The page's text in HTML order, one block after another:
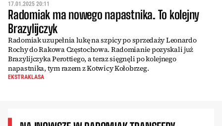
17.01.2025 20:11
Radomiak ma nowego napastnika. To kolejny
Brazylijczyk
Radomiak uzupełnia lukę na szpicy po sprzedaży Leonardo
Rochy do Rakowa Częstochowa. Radomianie pozyskali już
Brazylijczyka Perottiego, a teraz sięgnęli po kolejnego
napastnika, tym razem z Kotwicy Kołobrzeg.
EKSTRAKLASA